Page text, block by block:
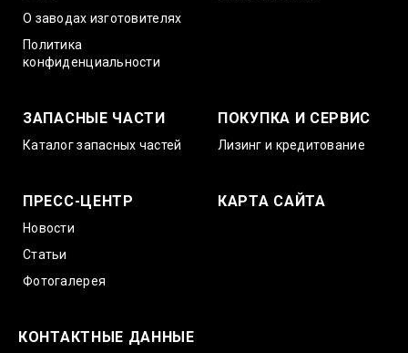
О заводах изготовителях
Политика
конфиденциальности
ЗАПАСНЫЕ ЧАСТИ
Каталог запасных частей
ПОКУПКА И СЕРВИС
Лизинг и кредитование
ПРЕСС-ЦЕНТР
Новости
Статьи
Фотогалерея
КАРТА САЙТА
КОНТАКТНЫЕ ДАННЫЕ